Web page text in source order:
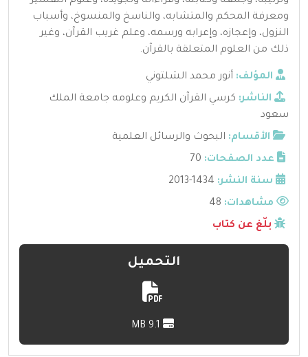
ومعرفة المحكم والمتشابه، والناسخ والمنسوخ، وأسباب
النزول، وإعجازه، وإعرابه ورسمه، وعلم غريب القرآن، وغير
ذلك من العلوم المتعلقة بالقرآن.
المؤلف: أنور محمد الشلتوني
الناشر: كرسي القرآن الكريم وعلومه جامعة الملك
سعود
الأقسام: البحوث والرسائل العلمية
عدد الصفحات: 70
سنة النشر: 1434-2013
مشاهدات:
بلّغ عن كتاب
التحميل